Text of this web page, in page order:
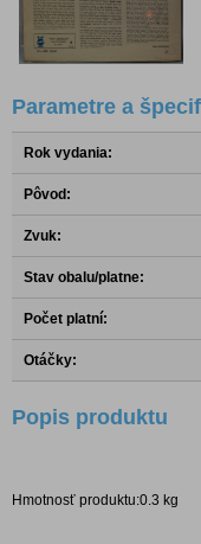
Parametre a
Rok vydania:
Pôvod:
Zvuk:
Stav obalu/platne:
Počet platní:
Otáčky:
Popis produktu
Hmotnosť produktu:0.3 kg